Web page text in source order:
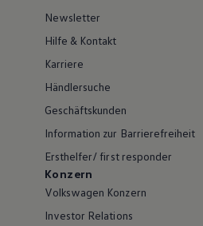
Newsletter
Hilfe & Kontakt
Karriere
Händlersuche
Geschäftskunden
Information zur Barrierefreiheit
Ersthelfer/ first responder
Konzern
Volkswagen Konzern
Investor Relations